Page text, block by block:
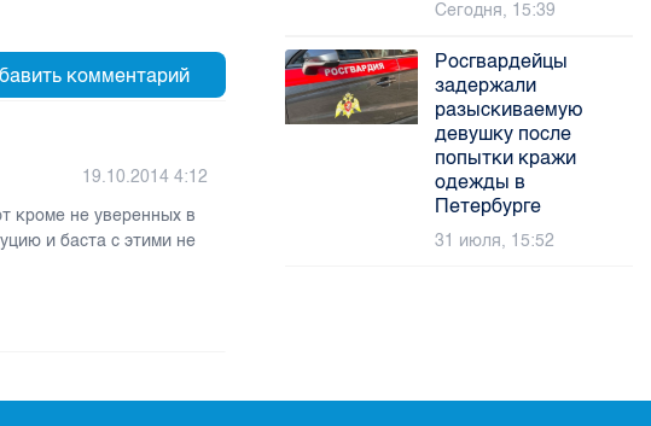
19.10.2014 4:12
кроме не уверенных в
и баста с этими не
Сегодня, 15:39
Росгвардейцы
задержали
разыскиваемую
девушку после
попытки кражи
одежды в
Петербурге
31 июля, 15:52